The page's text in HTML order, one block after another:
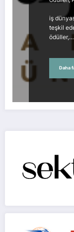
iş
teşkil
ödüller,…
Daha